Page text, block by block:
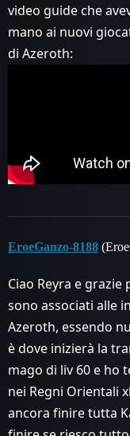
video guide che
mano ai nuovi
di Azeroth:
EroeGanzo-8188
Ciao Reyra e
sono associati alle
Azeroth, essendo
è dove inizierà la
mago di liv 60 e ho
nei Regni Orientali
ancora finire tutta